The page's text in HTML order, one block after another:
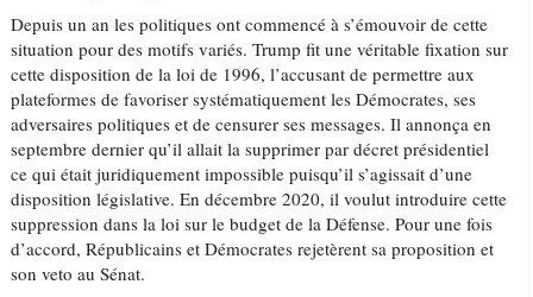
Depuis un an les politiques ont commencé à s’émouvoir de cette
situation pour des motifs variés. Trump fit une véritable fixation sur
cette disposition de la loi de 1996, l’accusant de permettre aux
plateformes de favoriser systématiquement les Démocrates, ses
adversaires politiques et de censurer ses messages. Il annonça en
septembre dernier qu’il allait la supprimer par décret présidentiel
ce qui était juridiquement impossible puisqu’il s’agissait d’une
disposition législative. En décembre 2020, il voulut introduire cette
suppression dans la loi sur le budget de la Défense. Pour une fois
d’accord, Républicains et Démocrates rejetèrent sa proposition et
son veto au Sénat.